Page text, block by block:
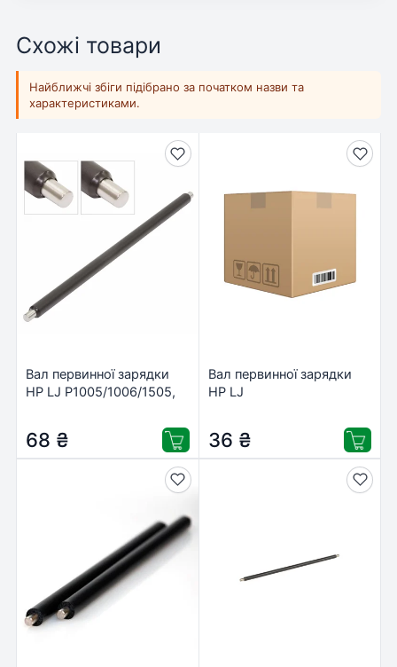
Схожі товари
Найближчі збіги підібрано за початком назви та
характеристиками.
Вал первинної зарядки
HP LJ P1005/1006/1505,
68 ₴
Вал первинної зарядки
НР LJ
36 ₴